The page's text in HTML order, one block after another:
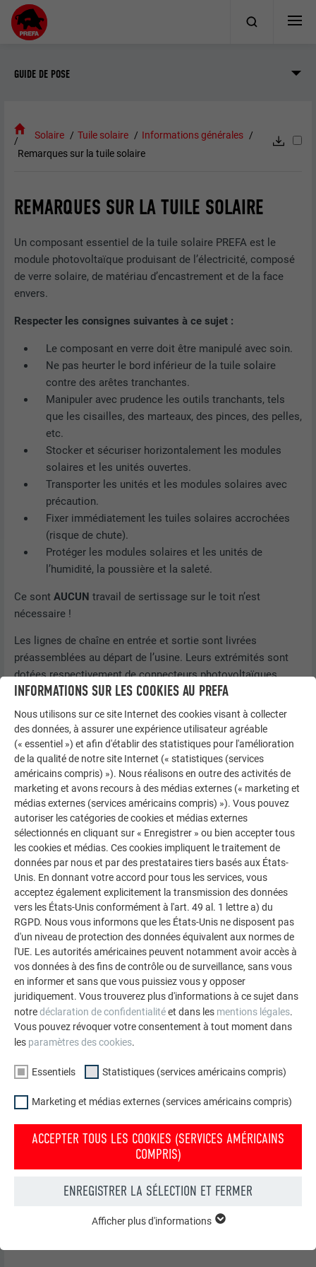
GUIDE DE POSE
Solaire Tuile solaire
Informations générales
Remarques sur la tuile solaire
REMARQUES SUR LA TUILE SOLAIRE
Un composant essentiel de la tuile solaire PREFA est le
module photovoltaïque produisant de l’électricité, composé
de verre solaire, de matériau d’encastrement et de la face
envers.
Respecter les consignes suivantes à ce sujet :
Le composant en verre doit être manipulé avec soin.
Ne pas heurter le bord inférieur de la tuile solaire
contre des arêtes tranchantes.
Manipuler avec prudence les outils tranchants, tels
que les cisailles, des marteaux, des pinces, des pelles,
etc.
Stocker et sécuriser horizontalement les modules
solaires et les unités ouvertes.
Transporter les unités et les modules solaires avec
précaution.
Fixer immédiatement les tuiles solaires accrochées
(risque de chute).
Protéger les modules solaires et les unités de
l’humidité, la poussière et la saleté.
Ce sontAUCUNtravail de sertissage sur le toit n’est
nécessaire !
Les lignes de chaîne en entrée et sortie sont livrées
préassemblées au départ de l’usine. Leurs extrémités sont
dotées respectivement de connecteurs photovoltaïques
mâle et femelle,
qui sont protégés par des caches préassemblés.
Les lignes de liaison entre les rangées de tuiles solaires
sont étudiées en usine et conçues en fonction de chaque
projet.
Les connecteurs utilisés pour la tuile solaire PREFA, ainsi
que leurs lignes de liaison, sont protégés contre l’inversion
de polarité. Le verrouillage des connecteurs empêche les
contacts de se desserrer.
REMARQUE
Livrée prête à être connectée, la toiture solaire PREFA
est facile à installer.
INFORMATIONS SUR LES COOKIES AU PREFA
Nous utilisons sur ce site Internet des cookies visant à collecter
des données, à assurer une expérience utilisateur agréable
(« essentiel ») et afin d'établir des statistiques pour l'amélioration
de la qualité de notre site Internet (« statistiques (services
américains compris) »). Nous réalisons en outre des activités de
marketing et avons recours à des médias externes (« marketing et
médias externes (services américains compris) »). Vous pouvez
autoriser les catégories de cookies et médias externes
sélectionnés en cliquant sur « Enregistrer » ou bien accepter tous
les cookies et médias. Ces cookies impliquent le traitement de
données par nous et par des prestataires tiers basés aux États-
Unis. En donnant votre accord pour tous les services, vous
acceptez également explicitement la transmission des données
vers les États-Unis conformément à l'art. 49 al. 1 lettre a) du
RGPD. Nous vous informons que les États-Unis ne disposent pas
d'un niveau de protection des données équivalent aux normes de
l'UE. Les autorités américaines peuvent notamment avoir accès à
vos données à des fins de contrôle ou de surveillance, sans vous
en informer et sans que vous puissiez vous y opposer
juridiquement. Vous trouverez plus d'informations à ce sujet dans
notredéclaration de confidentialitéet dans les mentions légales.
Vous pouvez révoquer votre consentement à tout moment dans
les paramètres des cookies.
Essentiels Statistiques (services américains compris)
Marketing et médias externes (services américains compris)
ACCEPTER TOUS LES COOKIES (SERVICES AMÉRICAINS
COMPRIS)
ENREGISTRER LA SÉLECTION ET FERMER
Afficher plus d'informations